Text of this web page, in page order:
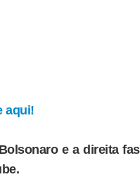
aqui!
e a direita